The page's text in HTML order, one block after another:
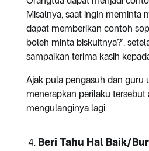
Misalnya, saat ingin meminta
dapat memberikan contoh
boleh minta biskuitnya?’,
sampaikan terima kasih
Ajak pula pengasuh dan guru
menerapkan perilaku tersebut
mengulanginya lagi.
Beri Tahu Hal Baik/